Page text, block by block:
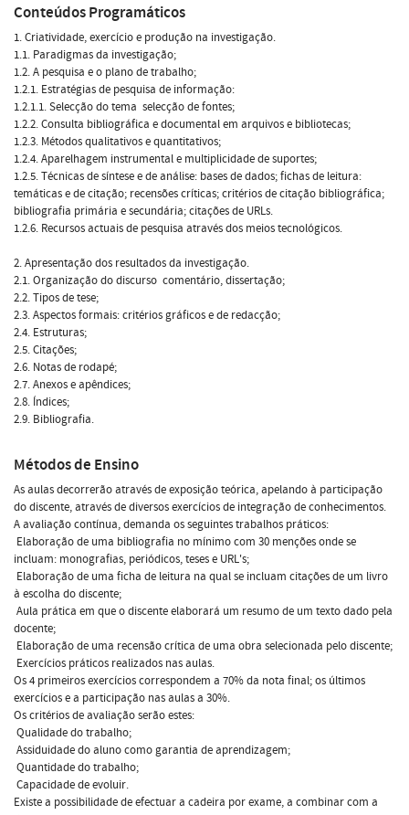
Conteúdos Programáticos
1. Criatividade, exercício e produção na investigação.
1.1. Paradigmas da investigação;
1.2. A pesquisa e o plano de trabalho;
1.2.1. Estratégias de pesquisa de informação:
1.2.1.1. Selecção do tema  selecção de fontes;
1.2.2. Consulta bibliográfica e documental em arquivos e bibliotecas;
1.2.3. Métodos qualitativos e quantitativos;
1.2.4. Aparelhagem instrumental e multiplicidade de suportes;
1.2.5. Técnicas de síntese e de análise: bases de dados; fichas de leitura:
temáticas e de citação; recensões críticas; critérios de citação bibliográfica;
bibliografia primária e secundária; citações de URLs.
1.2.6. Recursos actuais de pesquisa através dos meios tecnológicos.
2. Apresentação dos resultados da investigação.
2.1. Organização do discurso  comentário, dissertação;
2.2. Tipos de tese;
2.3. Aspectos formais: critérios gráficos e de redacção;
2.4. Estruturas;
2.5. Citações;
2.6. Notas de rodapé;
2.7. Anexos e apêndices;
2.8. Índices;
2.9. Bibliografia.
Métodos de Ensino
As aulas decorrerão através de exposição teórica, apelando à participação
do discente, através de diversos exercícios de integração de conhecimentos.
A avaliação contínua, demanda os seguintes trabalhos práticos:
 Elaboração de uma bibliografia no mínimo com 30 menções onde se
incluam: monografias, periódicos, teses e URL's;
 Elaboração de uma ficha de leitura na qual se incluam citações de um livro
à escolha do discente;
 Aula prática em que o discente elaborará um resumo de um texto dado pela
docente;
 Elaboração de uma recensão crítica de uma obra selecionada pelo discente;
 Exercícios práticos realizados nas aulas.
Os 4 primeiros exercícios correspondem a 70% da nota final; os últimos
exercícios e a participação nas aulas a 30%.
Os critérios de avaliação serão estes:
 Qualidade do trabalho;
 Assiduidade do aluno como garantia de aprendizagem;
 Quantidade do trabalho;
 Capacidade de evoluir.
Existe a possibilidade de efectuar a cadeira por exame, a combinar com a